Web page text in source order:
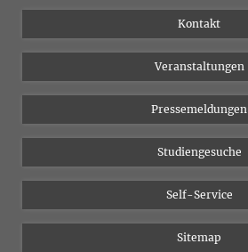
Bluesky
YouTube
Kontakt
Veranstaltungen
Pressemeldungen
Studiengesuche
Self-Service
Sitemap